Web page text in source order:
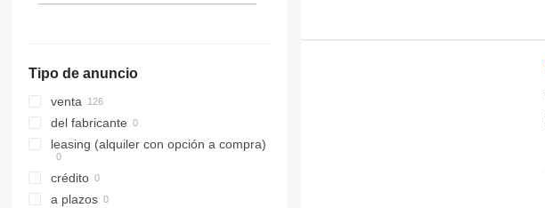
Tipo de anuncio
venta
del fabricante
leasing (alquiler con opción a compra)
crédito
a plazos